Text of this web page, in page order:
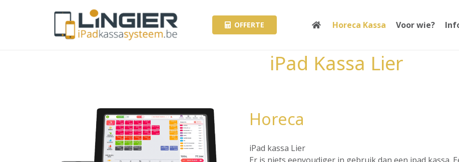
OFFERTE Horeca Kassa Voor wie?
iPad Kassa Lier
Horeca
iPad kassa Lier